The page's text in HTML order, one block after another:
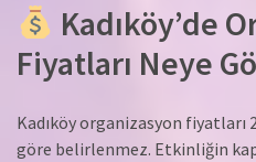
Kadıköy’de
Fiyatları Neye
Kadıköy organizasyon fiyatları
göre belirlenmez. Etkinliğin